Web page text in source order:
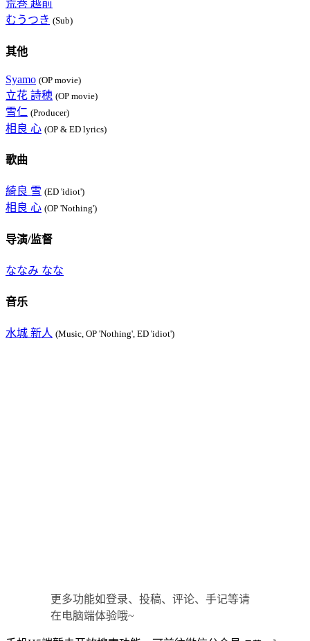
荒巻 越前
むうつき (Sub)
其他
Syamo (OP movie)
立花 詩穂 (OP movie)
雪仁 (Producer)
相良 心 (OP & ED lyrics)
歌曲
綺良 雪 (ED 'idiot')
相良 心 (OP 'Nothing')
导演/监督
ななみ なな
音乐
水城 新人 (Music, OP 'Nothing', ED 'idiot')
更多功能如登录、投稿、评论、手记等请
在电脑端体验哦~